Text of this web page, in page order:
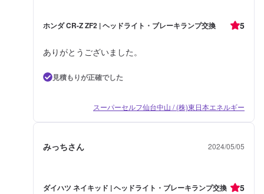
ホンダ CR-Z ZF2 | ヘッドライト・ブレーキランプ交換 5
ありがとうございました。
見積もりが正確でした
スーパーセルフ仙台中山 / (株)東日本エネルギー
みっちさん 2024/05/05
ダイハツ ネイキッド | ヘッドライト・ブレーキランプ交換 5